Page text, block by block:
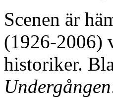
Scenen är
(1926-2006)
historiker.